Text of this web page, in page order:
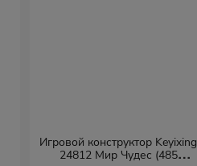
Игровой конструктор Keyixing
24812 Мир Чудес (485